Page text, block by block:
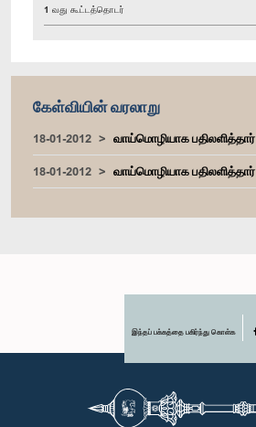
1 வது கூட்டத்தொடர்
கேள்வியின் வரலாறு
18-01-2012
வாய்மொழியாக பதிலளித்தார்
18-01-2012
வாய்மொழியாக பதிலளித்தார்
இந்தப் பக்கத்தை பகிர்ந்து கொள்க